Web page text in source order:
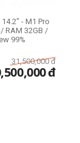
- M1 Pro
RAM 32GB /
99%
31,500,000 đ
đ